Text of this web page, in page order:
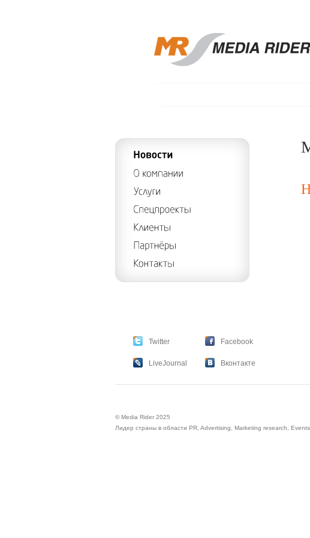
Twitter Facebook
LiveJournal Вконтакте
© Media Rider 2025
Лидер страны в области PR, Advertising, Marketing research, Events